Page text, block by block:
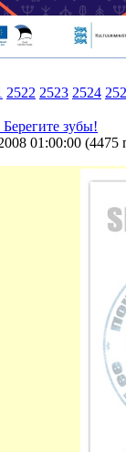
2522 2523 2524
зубы!
01:00:00 (4475